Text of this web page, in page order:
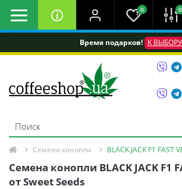
Время подарков! К
0 0
Семена конопли BLACK JACK F1 FAST
Семена конопли BLACK JACK F1
от Sweet Seeds